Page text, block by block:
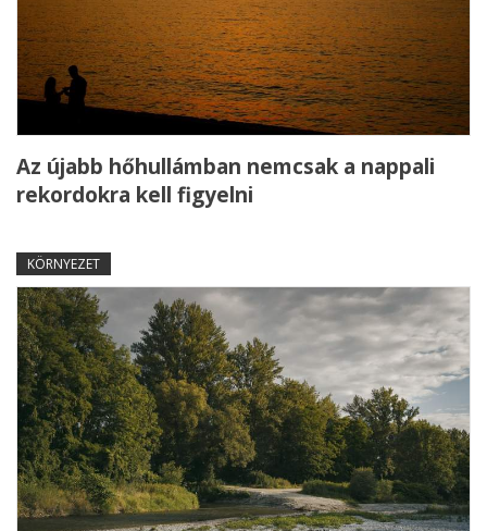
Az újabb hőhullámban nemcsak a nappali
rekordokra kell figyelni
KÖRNYEZET